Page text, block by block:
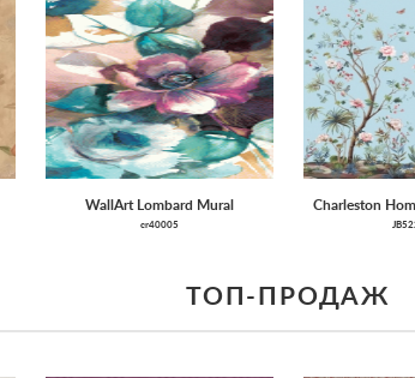
WallArt Lombard Mural
cr40005
Charleston
ТОП-ПРОДАЖ